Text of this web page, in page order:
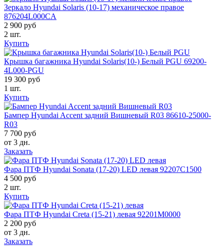
Зеркало Hyundai Solaris (10-17) механическое правое
876204L000CA
2 900 руб
2 шт.
Купить
Крышка багажника Hyundai Solaris(10-) Белый PGU 69200-
4L000-PGU
19 300 руб
1 шт.
Купить
Бампер Hyundai Accent задний Вишневый R03 86610-25000-
R03
7 700 руб
от 3 дн.
Заказать
Фара ПТФ Hyundai Sonata (17-20) LED левая 92207C1500
4 500 руб
2 шт.
Купить
Фара ПТФ Hyundai Creta (15-21) левая 92201M0000
2 200 руб
от 3 дн.
Заказать